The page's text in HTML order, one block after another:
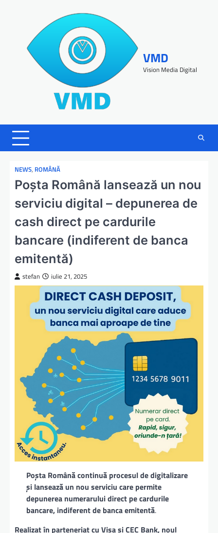
VMD
Vision Media Digital
NEWS, ROMÂNĂ
Poşta Română lansează un nou
serviciu digital – depunerea de
cash direct pe cardurile
bancare (indiferent de banca
emitentă)
stefan iulie 21, 2025
Poșta Română continuă procesul de digitalizare
și lansează un nou serviciu care permite
depunerea numerarului direct pe cardurile
bancare, indiferent de banca emitentă.
Realizat în parteneriat cu Visa și CEC Bank, noul